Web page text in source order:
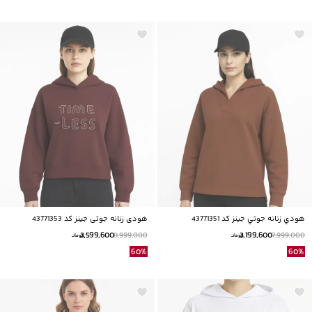
هودي زنانه جوتي جينز كد 43771351
7,999,000
3,199,600تومانــ
60%
هودی زنانه جوتی جینز کد 43771353
8,999,000
3,599,600تومانــ
60%